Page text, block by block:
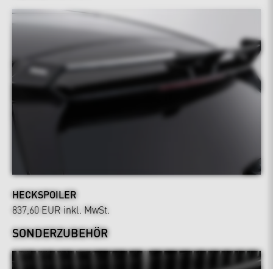
HECKSPOILER
837,60 EUR inkl. MwSt.
SONDERZUBEHÖR